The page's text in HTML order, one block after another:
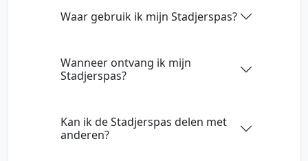
Waar gebruik ik mijn Stadjerspas?
Wanneer ontvang ik mijn
Stadjerspas?
Kan ik de Stadjerspas delen met
anderen?